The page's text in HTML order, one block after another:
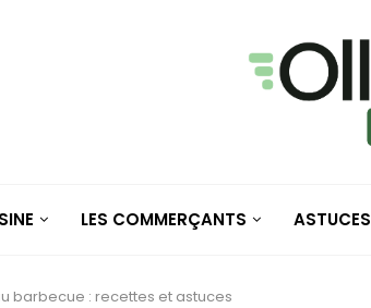
LES COMMERÇANTS ASTUCES
barbecue : recettes et astuces